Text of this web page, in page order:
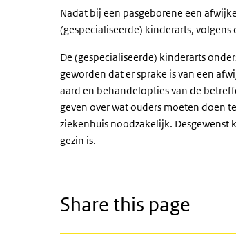
Nadat bij een pasgeborene een
(gespecialiseerde) kinderarts, volgens
De (gespecialiseerde) kinderarts
geworden dat er sprake is van een
aard en behandelopties van de
geven over wat ouders moeten doen
ziekenhuis noodzakelijk.
gezin is.
Share this page